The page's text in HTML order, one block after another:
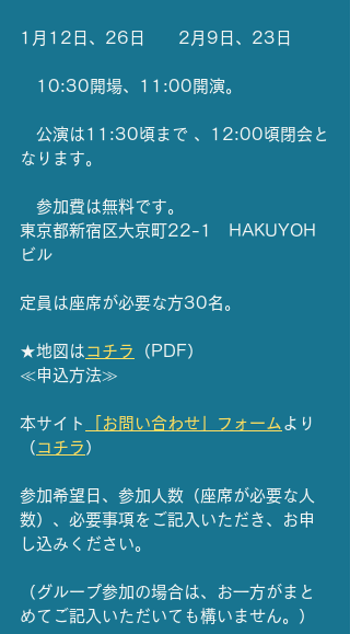
1月12日、26日　　2月9日、23日
10:30開場、11:00開演。
公演は11:30頃まで 、12:00頃閉会と
なります。
参加費は無料です。
東京都新宿区大京町22-1　HAKUYOH
ビル
定員は座席が必要な方30名。
★地図は コチラ
（PDF）
≪申込方法≫
本サイト 「お問い合わせ」フォーム より
（ コチラ ）
参加希望日、参加人数（座席が必要な人
数）、必要事項をご記入いただき、お申
し込みください。
（グループ参加の場合は、お一方がまと
めてご記入いただいても構いません。）